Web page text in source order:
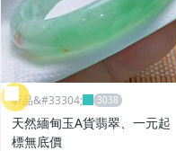
昕品&#33304;
天然緬甸玉A貨翡翠、一元起
標無底價